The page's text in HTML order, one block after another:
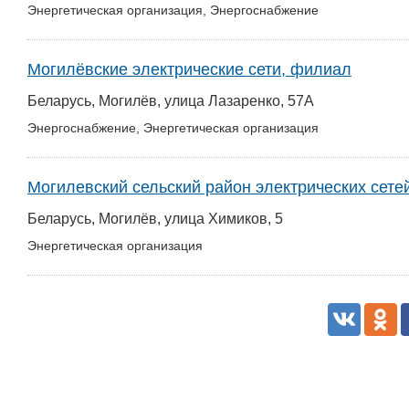
Энергетическая организация, Энергоснабжение
Могилёвские электрические сети, филиал
Беларусь, Могилёв, улица Лазаренко, 57А
Энергоснабжение, Энергетическая организация
Могилевский сельский район электрических
Беларусь, Могилёв, улица Химиков, 5
Энергетическая организация